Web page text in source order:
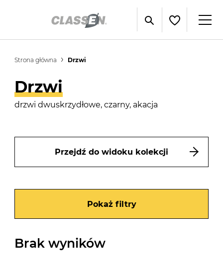
Strona główna Drzwi
Drzwi
drzwi dwuskrzydłowe, czarny, akacja
Przejdź do widoku kolekcji
Pokaż filtry
Brak wyników